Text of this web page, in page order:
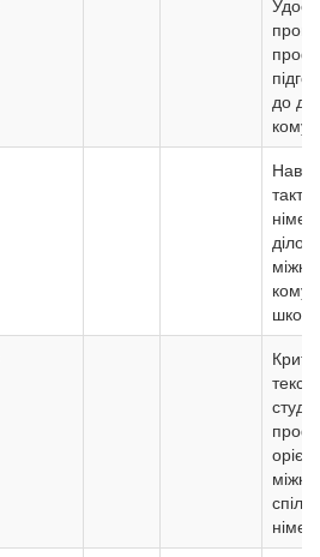
до
тактик
школі